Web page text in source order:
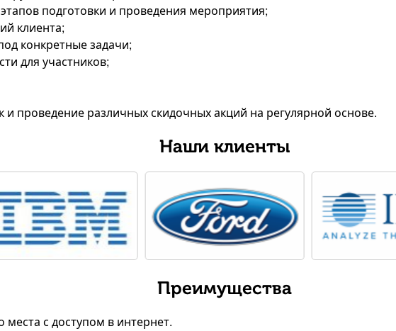
подготовки и проведения мероприятия;
клиента;
конкретные задачи;
для участников;
и проведение различных скидочных акций на регулярной основе.
Наши клиенты
Преимущества
с доступом в интернет.